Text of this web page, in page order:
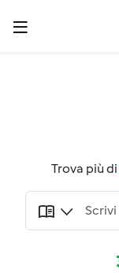
Trova più di